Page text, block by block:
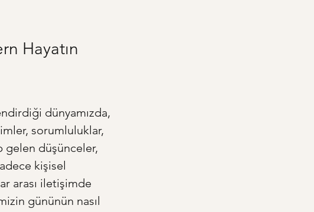
Hayatın
dünyamızda,
sorumluluklar,
gelen düşünceler,
kişisel
arası iletişimde
gününün nasıl